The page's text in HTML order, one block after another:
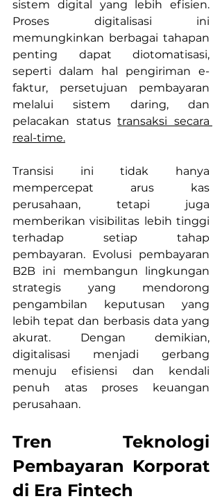
sistem digital yang lebih efisien.
Proses digitalisasi ini
memungkinkan berbagai tahapan
penting dapat diotomatisasi,
seperti dalam hal pengiriman e-
faktur, persetujuan pembayaran
melalui sistem daring, dan
pelacakan status transaksi secara
real-time.
Transisi ini tidak hanya
mempercepat arus kas
perusahaan, tetapi juga
memberikan visibilitas lebih tinggi
terhadap setiap tahap
pembayaran. Evolusi pembayaran
B2B ini membangun lingkungan
strategis yang mendorong
pengambilan keputusan yang
lebih tepat dan berbasis data yang
akurat. Dengan demikian,
digitalisasi menjadi gerbang
menuju efisiensi dan kendali
penuh atas proses keuangan
perusahaan.
Tren Teknologi
Pembayaran Korporat
di Era Fintech